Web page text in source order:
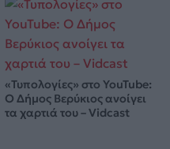
«Τυπολογίες» στο YouTube:
Ο Δήμος Βερύκιος ανοίγει
τα χαρτιά του – Vidcast